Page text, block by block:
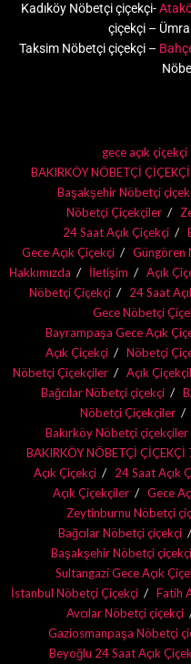
Kadıköy Nöbetçi çiçekçi-
çiçekçi –
Taksim Nöbetçi çiçekçi –
gece açık çiçekçi
BAKIRKÖY NÖBETÇİ
Başakşehir Nöbetçi
Nöbetçi Çiçekçiler
24 Saat Açık Çiçekçi
Gece Açık Çiçekçi
Güngören
Hakkımızda
İletişim Açık
Nöbetçi Çiçekçi
24 Saat
Gece Nöbetçi
Bayrampaşa Gece Açık
Açık Çiçekçi
Nöbetçi
Nöbetçi Çiçekçiler
Açık
Bağcılar Nöbetçi çiçekçi
Nöbetçi Çiçekçiler
Bakırköy Nöbetçi çiçekçiler
BAKIRKÖY NÖBETÇİ ÇİÇEKÇİ
Açık Çiçekçi
24 Saat Açık
Açık Çiçekçiler
Gece
Zeytinburnu Nöbetçi
Bağcılar Nöbetçi çiçekçi
Başakşehir Nöbetçi çiçekçi
Sultangazi Gece Açık
İstanbul Nöbetçi Çiçekçi
Fatih
Avcılar Nöbetçi çiçekçi
Gaziosmanpaşa Nöbetçi
Beyoğlu 24 Saat Açık